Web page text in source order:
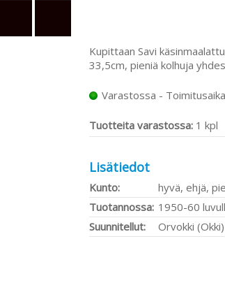
Kupittaan Savi
33,5cm, pieniä kolhuja
Varastossa -
Tuotteita varastossa: 1 kpl
Lisätiedot
Kunto:
hyvä, ehjä,
Tuotannossa: 1950-60
Suunnitellut:
Orvokki